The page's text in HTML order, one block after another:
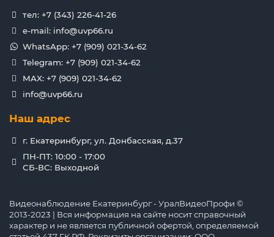
тел: +7 (343) 226-41-26
e-mail: info@uvp66.ru
WhatsApp: +7 (909) 021-34-62
Telegram: +7 (909) 021-34-62
MAX: +7 (909) 021-34-62
info@uvp66.ru
Наш адрес
г. Екатеринбург, ул. Донбасская, д.37
ПН-ПТ: 10:00 - 17:00
СБ-ВС: Выходной
Видеонаблюдение Екатеринбург - УралВидеоПрофи ©
2013-2023 | Вся информация на сайте носит справочный
характер и не является публичной офертой, определяемой